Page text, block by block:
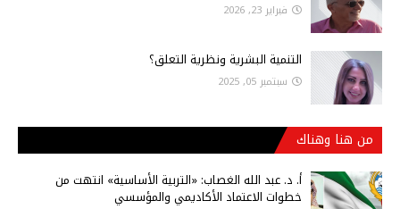
فبراير 23, 2026
التنمية البشرية ونظرية التعلق؟
سبتمبر 05, 2025
من هنا وهناك
أ‌. د. عبد الله الغصاب: «التربية الأساسية» انتهت من
خطوات الاعتماد الأكاديمي والمؤسسي